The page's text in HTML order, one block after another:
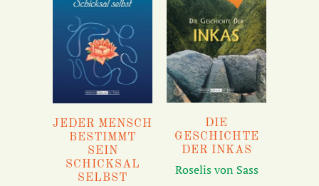
JEDER MENSCH
BESTIMMT
SEIN
SCHICKSAL
SELBST
DIE
GESCHICHTE
DER INKAS
Roselis von Sass